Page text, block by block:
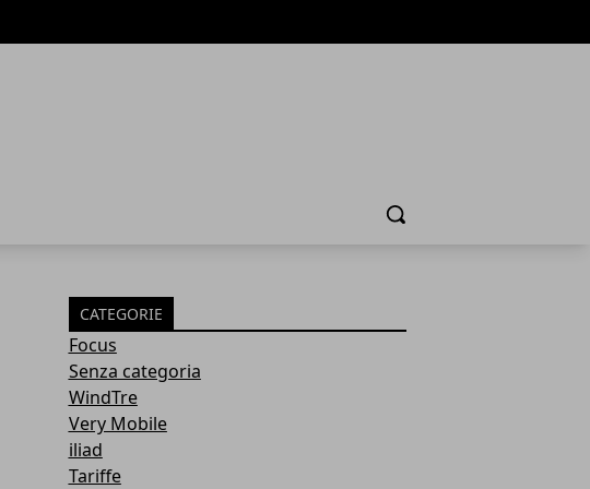
Cerca
CATEGORIE
Focus
Senza categoria
WindTre
Very Mobile
iliad
Tariffe